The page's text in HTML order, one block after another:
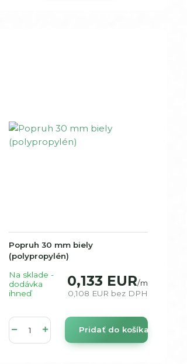
Popruh 30 mm biely
(polypropylén)
0,133 EUR/m
0,108 EUR bez DPH
Na sklade -
dodávka
ihneď
Pridať do košíka